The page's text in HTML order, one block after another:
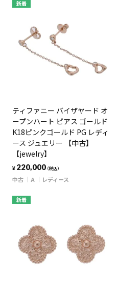
新着
ティファニー バイザヤード オ
ープンハート ピアス ゴールド
K18ピンクゴールド PG レディ
ース ジュエリー 【中古】
【jewelry】
¥ 220,000（税込）
中古 A レディース
新着